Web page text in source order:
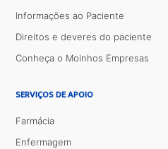
Informações ao Paciente
Direitos e deveres do paciente
Conheça o Moinhos Empresas
SERVIÇOS DE APOIO
Farmácia
Enfermagem